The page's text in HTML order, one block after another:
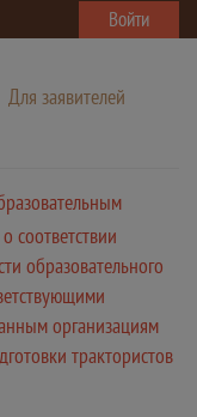
Войти
Для заявителей
соответствии
образовательного
организациям
трактористов